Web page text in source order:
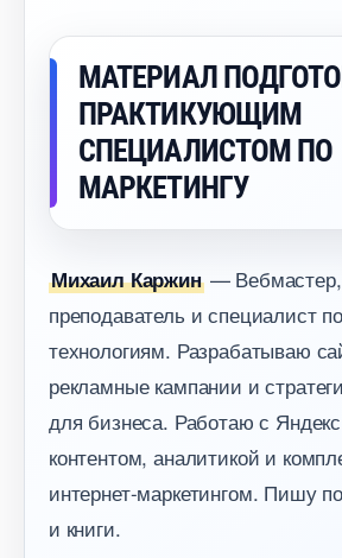
МАТЕРИАЛ
ПРАКТИКУЮЩИМ
СПЕЦИАЛИСТОМ ПО
МАРКЕТИНГУ
Михаил Каржин— Вебмастер,
преподаватель и специалист
технологиям. Разрабатываю
рекламные кампании и
для бизнеса. Работаю с
контентом, аналитикой и
интернет-маркетингом. Пишу
и книги.